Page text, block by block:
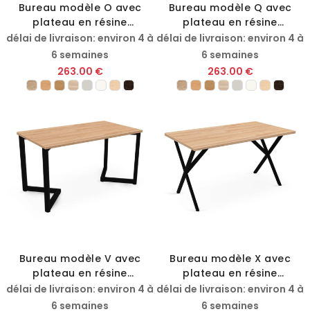
Bureau modèle O avec
plateau en résine
mélaminée
délai de livraison: environ 4 à
6 semaines
263.00 €
Bureau modèle Q avec
plateau en résine
mélaminée
délai de livraison: environ 4 à
6 semaines
263.00 €
Bureau modèle V avec
plateau en résine
mélaminée
délai de livraison: environ 4 à
6 semaines
Bureau modèle X avec
plateau en résine
mélaminée
délai de livraison: environ 4 à
6 semaines